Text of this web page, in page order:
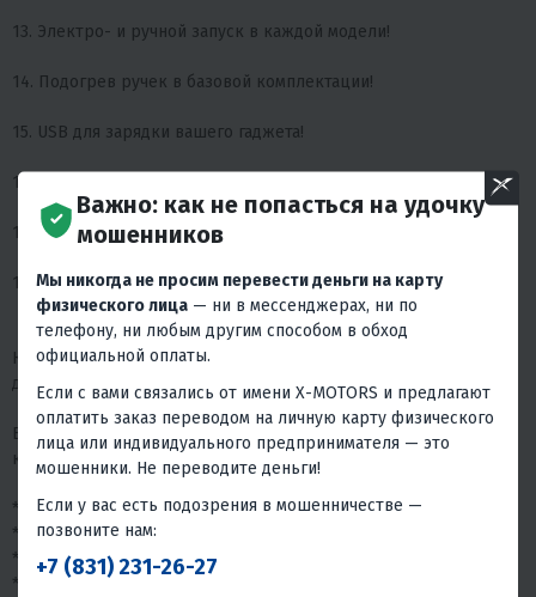
13. Электро- и ручной запуск в каждой модели!
14. Подогрев ручек в базовой комплектации!
15. USB для зарядки вашего гаджета!
16. Новая система натяжки цепи.
17. Самоочищающиеся звёзды IKUDZO.
18. Японская цепь.
Компания IKUDZO использует только самые качественные
двигателя YAMAHA, HONDA, ZONGSHEN, LONCIN и LIFAN.
Все мотобуксировщики IKUDZO оснащены богатейшей
комплектацией:
* Двигателя с ручным и электростартером.
* Подогрев ручек
* USB
* Бардачок для инструмента
Важно: как не попасться на удочку
мошенников
Мы никогда не просим перевести деньги на карту
физического лица — ни в мессенджерах, ни по
телефону, ни любым другим способом в обход
официальной оплаты.
Если с вами связались от имени X-MOTORS и предлагают
оплатить заказ переводом на личную карту физического
лица или индивидуального предпринимателя — это
мошенники. Не переводите деньги!
Если у вас есть подозрения в мошенничестве —
позвоните нам:
+7 (831) 231-26-27